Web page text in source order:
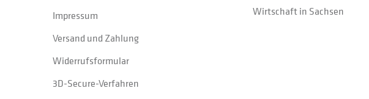
Impressum
Versand und Zahlung
Widerrufsformular
3D-Secure-Verfahren
Wirtschaft in Sachsen